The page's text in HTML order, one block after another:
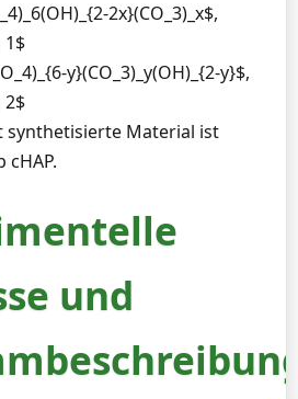
2x}(CO_3)_x$,
1$
y}(CO_3)_y(OH)_{2-y}$,
2$
synthetisierte Material ist
cHAP.
und